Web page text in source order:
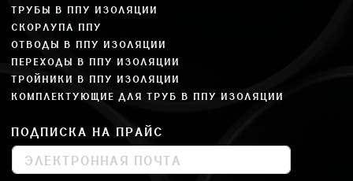
ТРУБЫ В ППУ ИЗОЛЯЦИИ
СКОРЛУПА ППУ
ОТВОДЫ В ППУ ИЗОЛЯЦИИ
ПЕРЕХОДЫ В ППУ ИЗОЛЯЦИИ
ТРОЙНИКИ В ППУ ИЗОЛЯЦИИ
КОМПЛЕКТУЮЩИЕ ДЛЯ ТРУБ В ППУ ИЗОЛЯЦИИ
ПОДПИСКА НА ПРАЙС